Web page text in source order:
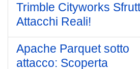
Trimble Cityworks
Attacchi Reali!
Apache Parquet sotto
attacco: Scoperta